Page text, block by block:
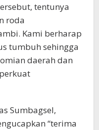
tentunya
roda
Kami berharap
tumbuh sehingga
daerah dan
Sumbagsel,
“terima